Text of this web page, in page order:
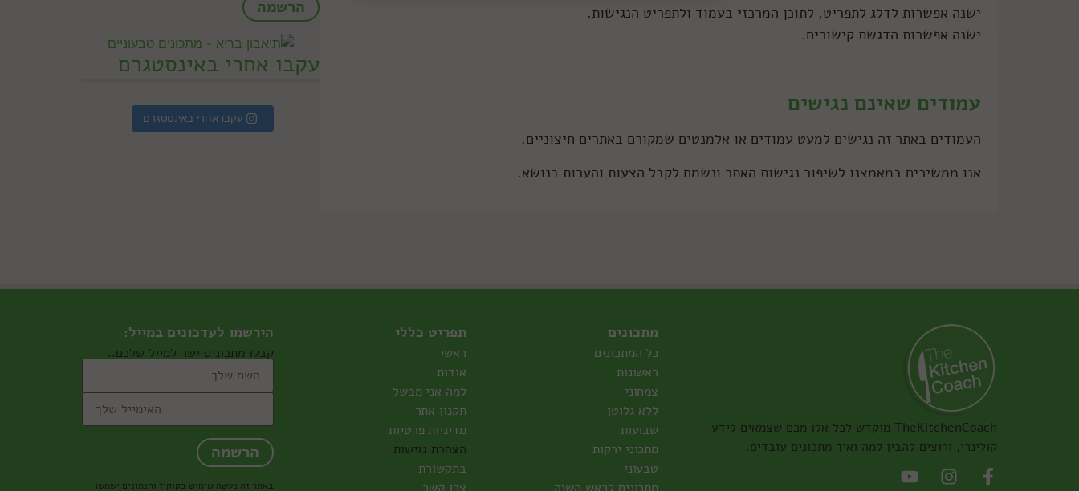
עקבו אחרי באינסטגרם
עקבו אחרי באינסטגרם
ישנה אפשרות לדלג לתפריט, לתוכן המרכזי בעמוד ולתפריט הנגישות.
ישנה אפשרות הדגשת קישורים.
עמודים שאינם נגישים
העמודים באתר זה נגישים למעט עמודים או אלמנטים שמקורם באתרים חיצוניים.
אנו ממשיכים במאמצנו לשיפור נגישות האתר ונשמח לקבל הצעות והערות בנושא.
TheKitchenCoach מוקדש לכל אלו מכם שצמאים לידע
קולינרי, ורוצים להבין למה ואיך מתכונים עובדים.
מתכונים
כל המתכונים
ראשונות
צמחוני
ללא גלוטן
שבועות
מתכוני ירקות
טבעוני
תפריט כללי
ראשי
אודות
למה אני מבשל
תקנון אתר
מדיניות פרטיות
הצהרת נגישות
בתקשורת
הירשמו לעדכונים במייל:
קבלו מתכונים ישר למייל שלכם..
באתר זה נעשה שימוש בקוקיז והנתונים ישמשו